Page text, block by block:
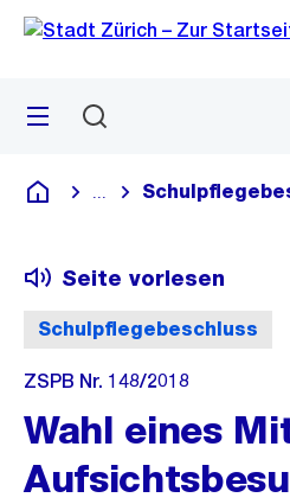
Navigation
Sprunglink
Menü
Deutsch
Blende alle Breadcrumbs
Schulpflegebeschluss
Seite vorlesen
ZSPB Nr. 148/2018
Wahl eines